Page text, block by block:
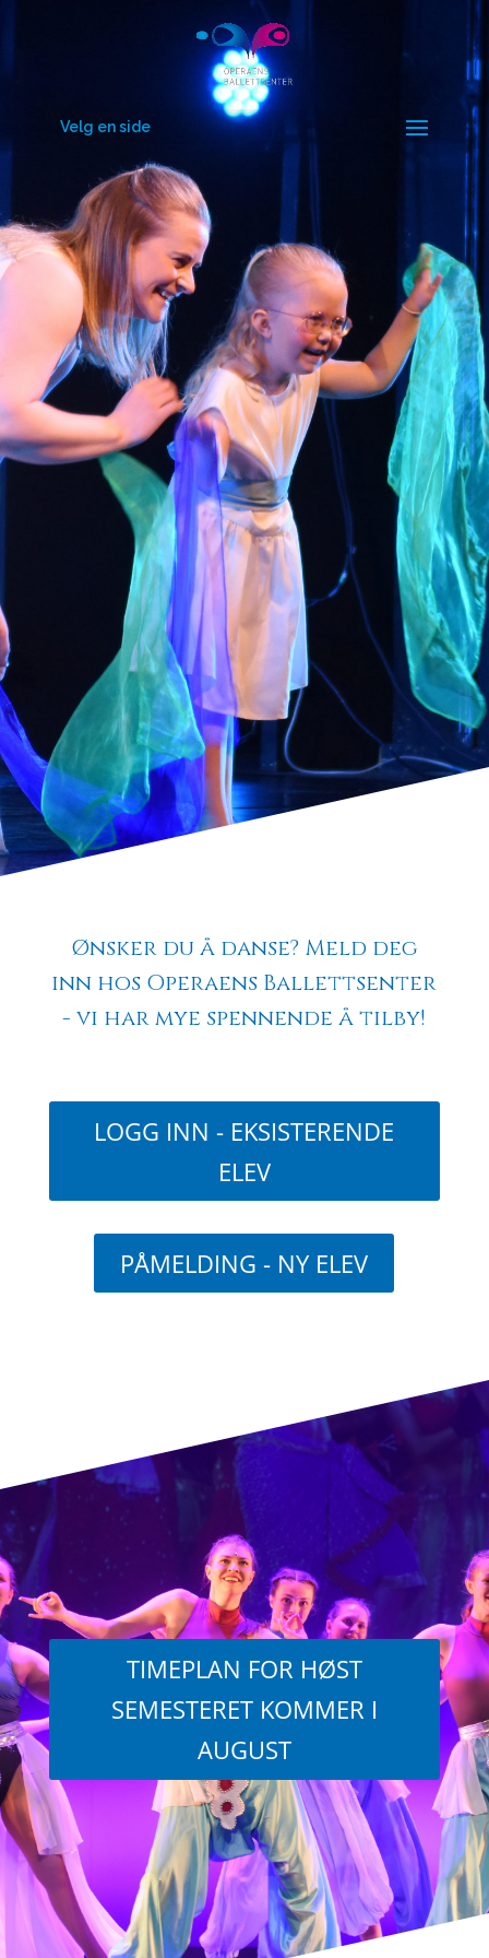
Velg en side
Ønsker du å danse? Meld deg
inn hos Operaens Ballettsenter
- vi har mye spennende å tilby!
LOGG INN - EKSISTERENDE
ELEV
PÅMELDING - NY ELEV
TIMEPLAN FOR HØST
SEMESTERET KOMMER I
AUGUST